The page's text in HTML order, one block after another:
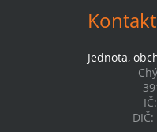
Jednota,
IČ:
DIČ: